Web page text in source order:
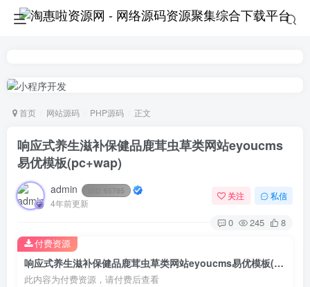
首页 网站源码 PHP源码 正文
响应式养生滋补保健品鹿茸虫草类网站eyoucms
易优模板(pc+wap)
admin 65785
4年前更新
关注 私信
0 245 8
响应式养生滋补保健品鹿茸虫草类网站eyoucms易优模板(pc+wap)
此内容为付费资源，请付费后查看
付费资源